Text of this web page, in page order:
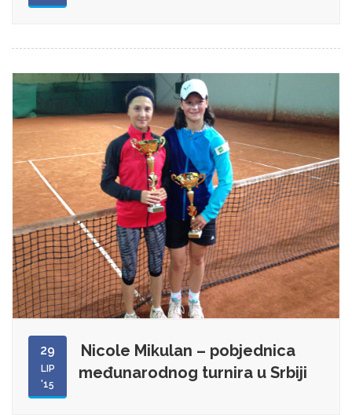
29
LIP
'15
Nicole Mikulan – pobjednica
međunarodnog turnira u Srbiji